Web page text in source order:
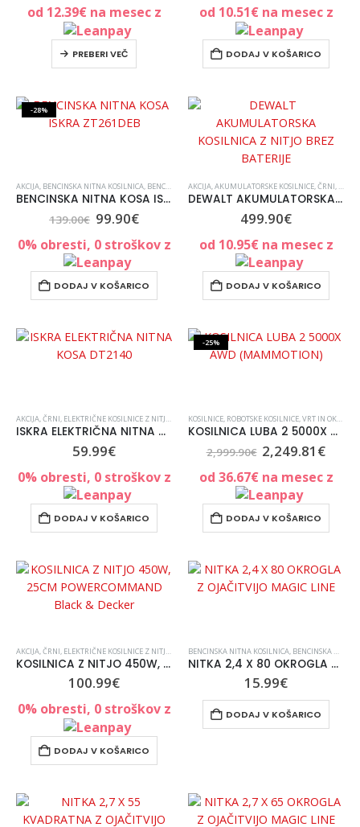
od 12.39€na mesec z
PREBERI VEČ
od 10.51€na mesec z
DODAJ V KOŠARICO
-28%
AKCIJA, BENCINSKA NITNA KOSILNICA, BENCINSKE KOSILNICE ,ISKRA,KOSILNICE,VRT IN OKOLICA,
BENCINSKA NITNA KOSA ISKRA ZT261DEB
139.00€ 99.90€
0% obresti, 0 stroškov z
DODAJ V KOŠARICO
AKCIJA,AKUMULATORSKE KOSILNICE,ČRNI,
DEWALT AKUMULATORSKA KOSILNICA Z NITJO BREZ BATERIJE
499.90€
od 10.95€na mesec z
DODAJ V KOŠARICO
AKCIJA,ČRNI, ELEKTRIČNE KOSILNICE Z NITJO , KOSILNICE,VSE ZA VRT IN UREJANJE OKOLICE ,ZADNJI
ISKRA ELEKTRIČNA NITNA KOSA DT2140
59.99€
0% obresti, 0 stroškov z
DODAJ V KOŠARICO
-25%
KOSILNICE, ROBOTSKE KOSILNICE,VRT IN OKOLICA
KOSILNICA LUBA 2 5000X AWD (MAMMOTION)
2,999.90€ 2,249.81 €
od 36.67€na mesec z
DODAJ V KOŠARICO
AKCIJA,ČRNI, ELEKTRIČNE KOSILNICE Z NITJO , KOSILNICE,ODPRODAJA ,VRT IN OKOLICA,VSE ZA VRT
KOSILNICA Z NITJO 450W, 25CM POWERCOMMAND Black & Decker
100.99€
0% obresti, 0 stroškov z
DODAJ V KOŠARICO
BENCINSKA NITNA KOSILNICA, BENCINSKA NITNA KOSILNICA
NITKA 2,4 X 80 OKROGLA Z OJAČITVIJO MAGIC LINE
15.99€
DODAJ V KOŠARICO
0
104.99€ 73.42
299.90€
104.99€
299.90